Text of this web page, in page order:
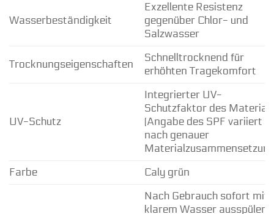
Wasserbeständigkeit
Exzellente Resistenz
gegenüber Chlor- und
Salzwasser
Trocknungseigenschaften
Schnelltrocknend für
erhöhten Tragekomfort
UV-Schutz
Integrierter UV-
Schutzfaktor des
(Angabe des SPF variiert je
nach genauer
Farbe
Caly grün
Nach Gebrauch sofort mit
klarem Wasser ausspülen;